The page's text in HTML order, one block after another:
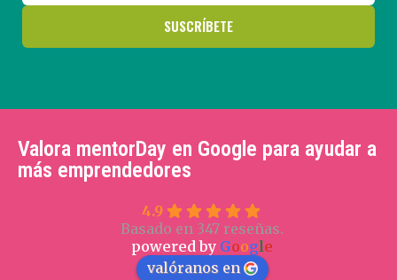
Valora mentorDay en Google para ayudar a
más emprendedores
4.9
Basado en 347 reseñas.
powered by Google
valóranos en